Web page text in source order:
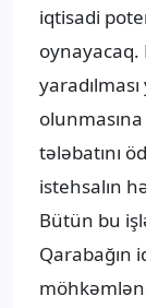
iqtisadi
tələbatını
istehsalın
Bütün bu
Qarabağın